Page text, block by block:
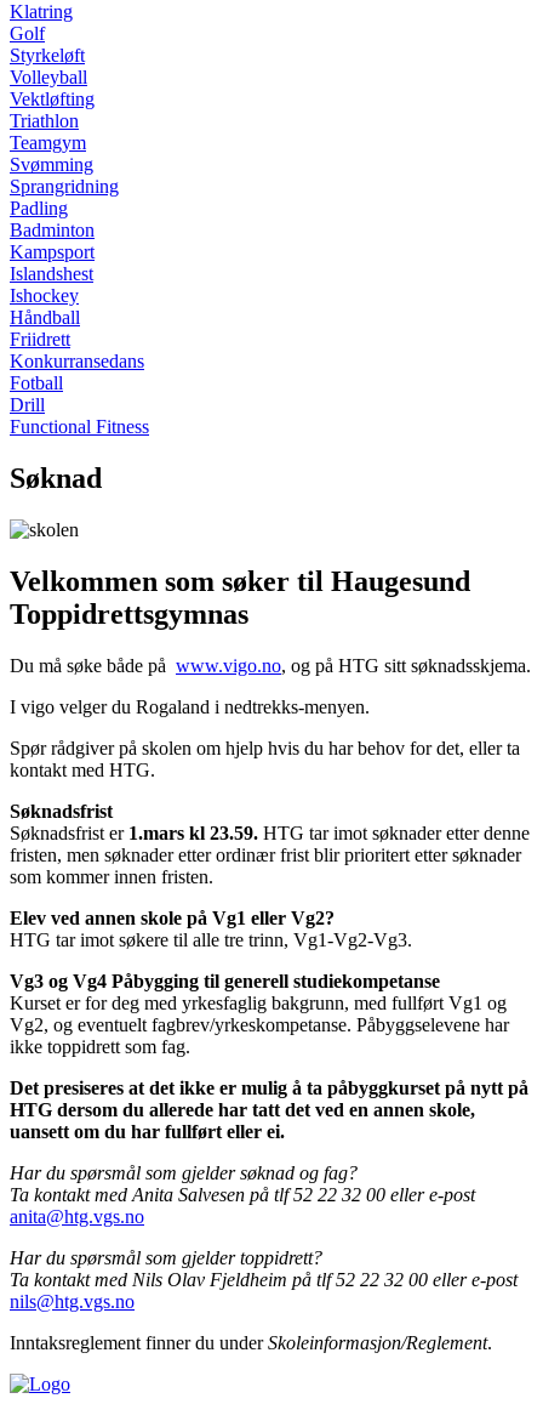
Klatring
Golf
Styrkeløft
Volleyball
Vektløfting
Triathlon
Teamgym
Svømming
Sprangridning
Padling
Badminton
Kampsport
Islandshest
Ishockey
Håndball
Friidrett
Konkurransedans
Fotball
Drill
Functional Fitness
Søknad
Velkommen som søker til Haugesund
Toppidrettsgymnas
Du må søke både på www.vigo.no, og på HTG sitt søknadsskjema.
I vigo velger du Rogaland i nedtrekks-menyen.
Spør rådgiver på skolen om hjelp hvis du har behov for det, eller ta
kontakt med HTG.
Søknadsfrist
Søknadsfrist er1.mars kl 23.59. HTG tar imot søknader etter denne
fristen, men søknader etter ordinær frist blir prioritert etter søknader
som kommer innen fristen.
Elev ved annen skole på Vg1 eller Vg2?
HTG tar imot søkere til alle tre trinn, Vg1-Vg2-Vg3.
Vg3 og Vg4 Påbygging til generell studiekompetanse
Kurset er for deg med yrkesfaglig bakgrunn, med fullført Vg1 og
Vg2, og eventuelt fagbrev/yrkeskompetanse. Påbyggselevene har
ikke toppidrett som fag.
Det presiseres at det ikke er mulig å ta påbyggkurset på nytt på
HTG dersom du allerede har tatt det ved en annen skole,
uansett om du har fullført eller ei.
Har du spørsmål som gjelder søknad og fag?
Ta kontakt med Anita Salvesen på tlf 52 22 32 00 eller e-post
anita@htg.vgs.no
Har du spørsmål som gjelder toppidrett?
Ta kontakt med Nils Olav Fjeldheim på tlf 52 22 32 00 eller e-post
nils@htg.vgs.no
Inntaksreglement finner du underSkoleinformasjon/Reglement.